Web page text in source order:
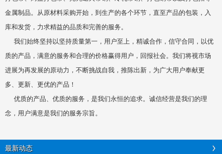
金属制品。从原材料采购开始，到生产的各个环节，直至产品的包装，入
库和发货，力求精益的品质和完善的服务。
我们始终坚持以坚持质量第一，用户至上，精诚合作，信守合同，以优
质的产品，满意的服务和合理的价格赢得用户，回报社会。我们将视市场
进展为再发展的原动力，不断挑战自我，推陈出新，为广大用户奉献更
多、更新、更优的产品！
优质的产品、优质的服务，是我们永恒的追求。诚信经营是我们的理
念，用户满意是我们的服务宗旨。
最新动态